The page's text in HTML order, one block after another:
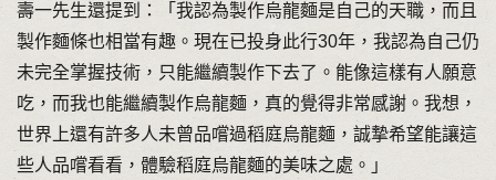
壽一先生還提到：「我認為製作烏龍麵是自己的天職，而且
製作麵條也相當有趣。現在已投身此行30年，我認為自己仍
未完全掌握技術，只能繼續製作下去了。能像這樣有人願意
吃，而我也能繼續製作烏龍麵，真的覺得非常感謝。我想，
世界上還有許多人未曾品嚐過稻庭烏龍麵，誠摯希望能讓這
些人品嚐看看，體驗稻庭烏龍麵的美味之處。」